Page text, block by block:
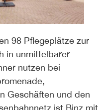
98 Pflegeplätze zur
in unmittelbarer
nutzen bei
Geschäften und den